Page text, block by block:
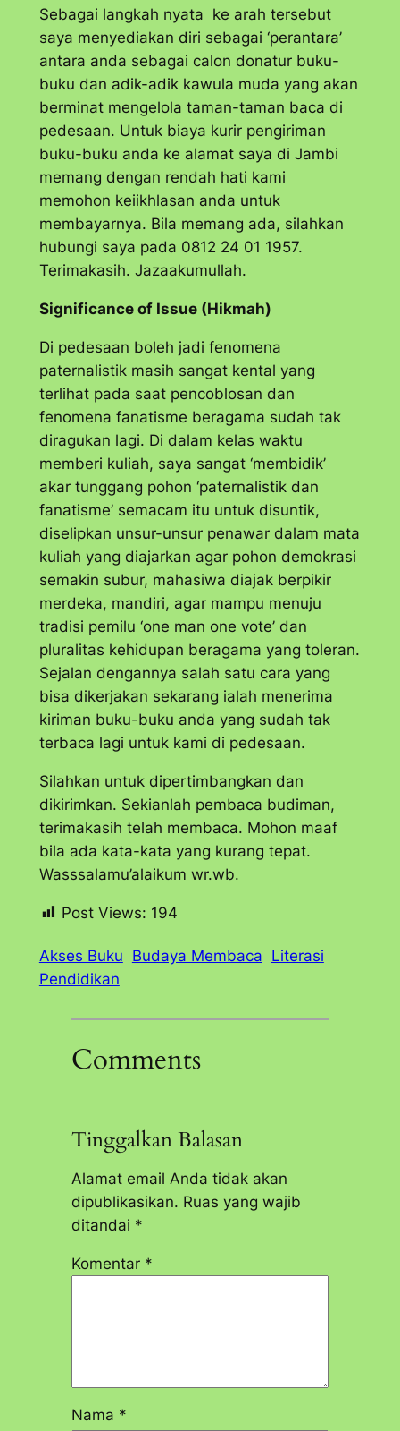
Sebagai langkah nyata ke arah tersebut
saya menyediakan diri sebagai ‘perantara’
antara anda sebagai calon donatur buku-
buku dan adik-adik kawula muda yang akan
berminat mengelola taman-taman baca di
pedesaan. Untuk biaya kurir pengiriman
buku-buku anda ke alamat saya di Jambi
memang dengan rendah hati kami
memohon keiikhlasan anda untuk
membayarnya. Bila memang ada, silahkan
hubungi saya pada 0812 24 01 1957.
Terimakasih. Jazaakumullah.
Significance of Issue (Hikmah)
Di pedesaan boleh jadi fenomena
paternalistik masih sangat kental yang
terlihat pada saat pencoblosan dan
fenomena fanatisme beragama sudah tak
diragukan lagi. Di dalam kelas waktu
memberi kuliah, saya sangat ‘membidik’
akar tunggang pohon ‘paternalistik dan
fanatisme’ semacam itu untuk disuntik,
diselipkan unsur-unsur penawar dalam mata
kuliah yang diajarkan agar pohon demokrasi
semakin subur, mahasiwa diajak berpikir
merdeka, mandiri, agar mampu menuju
tradisi pemilu ‘one man one vote’ dan
pluralitas kehidupan beragama yang toleran.
Sejalan dengannya salah satu cara yang
bisa dikerjakan sekarang ialah menerima
kiriman buku-buku anda yang sudah tak
terbaca lagi untuk kami di pedesaan.
Silahkan untuk dipertimbangkan dan
dikirimkan. Sekianlah pembaca budiman,
terimakasih telah membaca. Mohon maaf
bila ada kata-kata yang kurang tepat.
Wasssalamu’alaikum wr.wb.
Post Views: 194
Akses Buku Budaya Membaca Literasi
Pendidikan
Comments
Tinggalkan Balasan
Alamat email Anda tidak akan
dipublikasikan. Ruas yang wajib
ditandai *
Komentar *
Nama *